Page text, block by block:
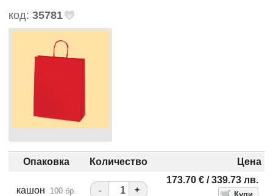
код: 35781
Опаковка Количество Цена
кашон 100 бр. - +
173.70 €/ 339.73 лв.